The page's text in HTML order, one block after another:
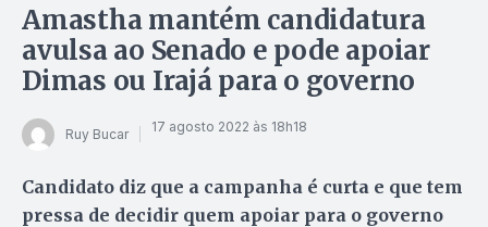
Amastha mantém candidatura
avulsa ao Senado e pode apoiar
Dimas ou Irajá para o governo
Ruy Bucar 17 agosto 2022 às 18h18
Candidato diz que a campanha é curta e que tem
pressa de decidir quem apoiar para o governo